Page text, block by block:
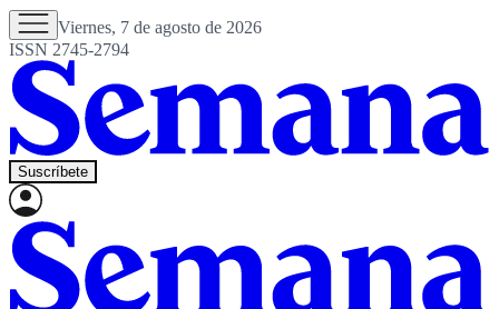
Viernes, 7 de agosto de 2026
ISSN 2745-2794
Suscríbete